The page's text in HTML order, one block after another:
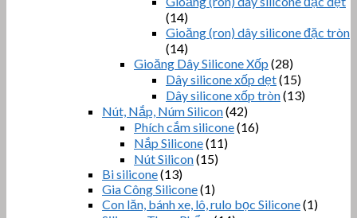
(14)
Gioăng (ron) dây silicone đặc tròn
(14)
Gioăng Dây Silicone Xốp (28)
Dây silicone xốp dẹt(15)
Dây silicone xốp tròn(13)
Nút, Nắp, Núm Silicon(42)
Phích cắm silicone(16)
Nắp Silicone(11)
Nút Silicon(15)
Bi silicone(13)
Gia Công Silicone(1)
Con lăn, bánh xe, lô, rulo bọc Silicone(1)